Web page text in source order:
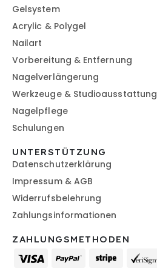
Gelsystem
Acrylic & Polygel
Nailart
Vorbereitung & Entfernung
Nagelverlängerung
Werkzeuge & Studioausstattung
Nagelpflege
Schulungen
UNTERSTÜTZUNG
Datenschutzerklärung
Impressum & AGB
Widerrufsbelehrung
Zahlungsinformationen
ZAHLUNGSMETHODEN